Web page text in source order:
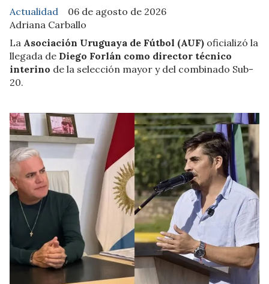
Adriana Carballo
Actualidad 06 de agosto de 2026
La Asociación Uruguaya de Fútbol (AUF) oficializó la
llegada de Diego Forlán como director técnico
interino de la selección mayor y del combinado Sub-
20.